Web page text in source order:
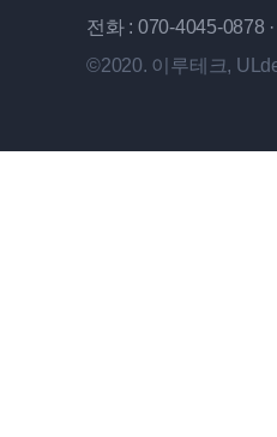
전화 : 070-4045-0878
©2020. 이루테크,